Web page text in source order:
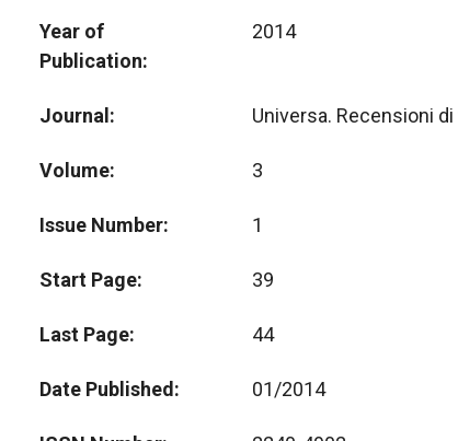
Year of
Publication
2014
Journal Universa. Recensioni
Volume 3
Issue Number 1
Start Page 39
Last Page 44
Date Published 01/2014